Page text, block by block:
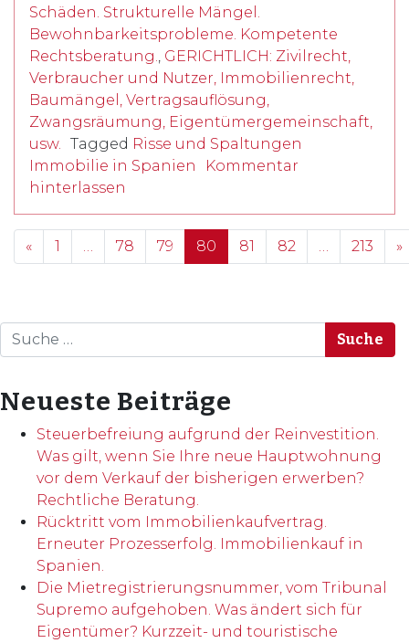
Schäden. Strukturelle Mängel.
Bewohnbarkeitsprobleme. Kompetente
Rechtsberatung., GERICHTLICH: Zivilrecht,
Verbraucher und Nutzer, Immobilienrecht,
Baumängel, Vertragsauflösung,
Zwangsräumung, Eigentümergemeinschaft,
usw. Tagged Risse und Spaltungen
Immobilie in Spanien
Kommentar
hinterlassen
Posts navigation
« 1 … 78 79 80 81 82 … 213 »
Suche
Neueste Beiträge
Steuerbefreiung aufgrund der Reinvestition.
Was gilt, wenn Sie Ihre neue Hauptwohnung
vor dem Verkauf der bisherigen erwerben?
Rechtliche Beratung.
Rücktritt vom Immobilienkaufvertrag.
Erneuter Prozesserfolg. Immobilienkauf in
Spanien.
Die Mietregistrierungsnummer, vom Tribunal
Supremo aufgehoben. Was ändert sich für
Eigentümer? Kurzzeit- und touristische